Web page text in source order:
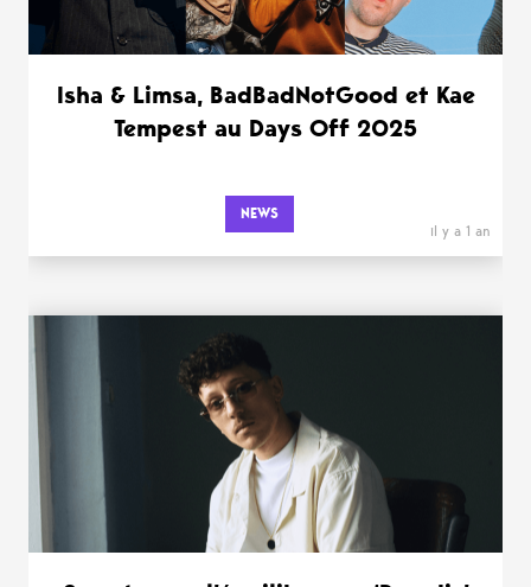
Isha & Limsa, BadBadNotGood et Kae
Tempest au Days Off 2025
NEWS
il y a 1 an